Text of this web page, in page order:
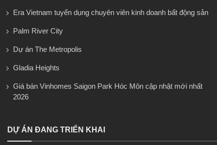
Era Vietnam tuyển dụng chuyên viên kinh doanh bất động sản
Palm River City
Dự án The Metropolis
Gladia Heights
Giá bán Vinhomes Saigon Park Hóc Môn cập nhật mới nhất
2026
DỰ ÁN ĐANG TRIỂN KHAI